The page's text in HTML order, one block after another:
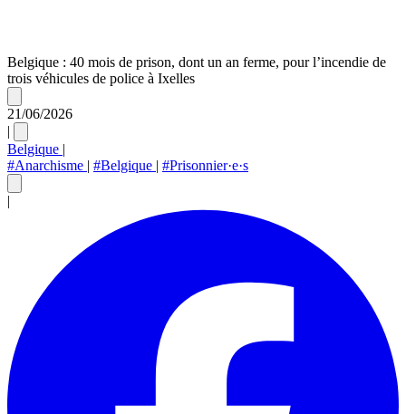
Belgique : 40 mois de prison, dont un an ferme, pour l’incendie de
trois véhicules de police à Ixelles
21/06/2026
|
Belgique |
#Anarchisme | #Belgique | #Prisonnier·e·s
|